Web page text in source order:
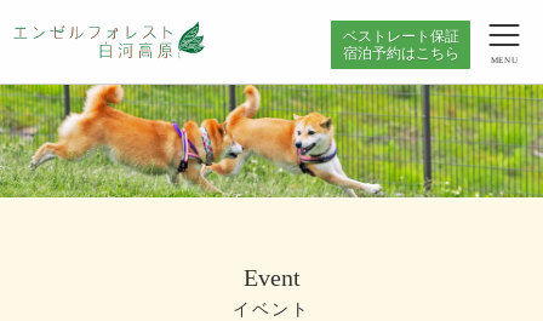
ベストレート保証
宿泊予約はこちら
MENU
Event
イベント